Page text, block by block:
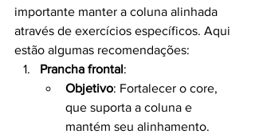
importante manter a coluna alinhada
através de exercícios específicos. Aqui
estão algumas recomendações:
Prancha frontal:
Objetivo: Fortalecer o core,
que suporta a coluna e
mantém seu alinhamento.